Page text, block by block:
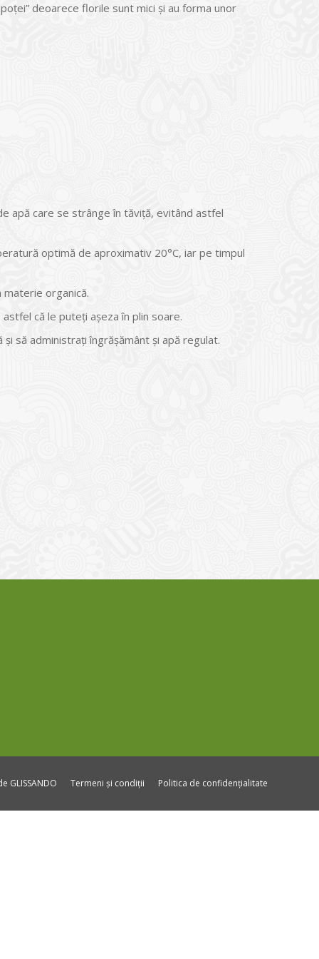
deoarece florile sunt mici şi au forma unor
apă care se strânge în tăviță, evitând astfel
optimă de aproximativ 20°C, iar pe timpul
organică.
că le puteți așeza în plin soare.
să administrați îngrășământ și apă regulat.
GLISSANDO Termeni și condiții Politica de confidențialitate